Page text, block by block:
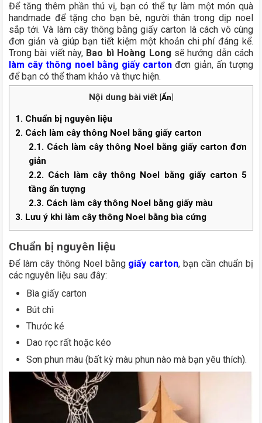
Để tăng thêm phần thú vị, bạn có thể tự làm một món quà
handmade để tặng cho bạn bè, người thân trong dịp noel
sắp tới. Và làm cây thông bằng giấy carton là cách vô cùng
đơn giản và giúp bạn tiết kiệm một khoản chi phí đáng kể.
Trong bài viết này, Bao bì Hoàng Long sẽ hướng dẫn cách
làm cây thông noel bằng giấy carton đơn giản, ấn tượng
để bạn có thể tham khảo và thực hiện.
Nội dung bài viết [Ẩn]
1. Chuẩn bị nguyên liệu
2. Cách làm cây thông Noel bằng giấy carton
2.1. Cách làm cây thông Noel bằng giấy carton đơn
giản
2.2. Cách làm cây thông Noel bằng giấy carton 5
tầng ấn tượng
2.3. Cách làm cây thông Noel bằng giấy màu
3. Lưu ý khi làm cây thông Noel bằng bìa cứng
Chuẩn bị nguyên liệu
Để làm cây thông Noel bằng giấy carton, bạn cần chuẩn bị
các nguyên liệu sau đây:
Bìa giấy carton
Bút chì
Thước kẻ
Dao rọc rất hoặc kéo
Sơn phun màu (bất kỳ màu phun nào mà bạn yêu thích).